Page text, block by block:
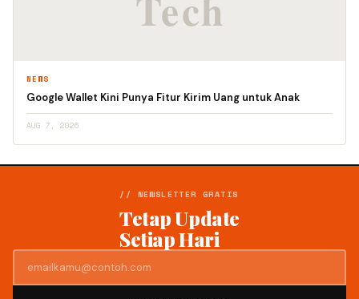
NEWS
Google Wallet Kini Punya Fitur Kirim Uang untuk Anak
AUG 7, 2026
// NEWSLETTER GRATIS
Tetap Update
Setiap Hari